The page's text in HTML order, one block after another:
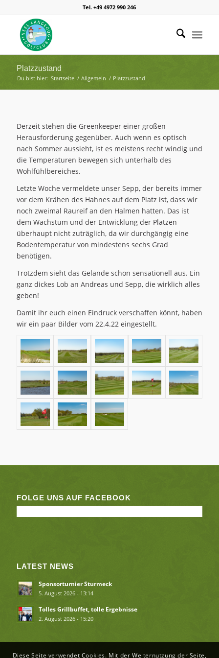
Tel. +49 4972 990 246
Platzzustand
Du bist hier: Startseite / Allgemein / Platzzustand
Derzeit stehen die Greenkeeper einer großen
Herausforderung gegenüber. Auch wenn es optisch
nach Sommer aussieht, ist es meistens recht windig und
die Temperaturen bewegen sich unterhalb des
Wohlfühlbereiches.
Letzte Woche vermeldete unser Sepp, der bereits immer
vor dem Krähen des Hahnes auf dem Platz ist, dass wir
noch zweimal Raureif an den Halmen hatten. Das ist
dem Wachstum und der Entwicklung der Platzen
überhaupt nicht zuträglich, da wir durchgängig eine
Bodentemperatur von mindestens sechs Grad
benötigen.
Trotzdem sieht das Gelände schon sensationell aus. Ein
ganz dickes Lob an Andreas und Sepp, die wirklich alles
geben!
Damit ihr euch einen Eindruck verschaffen könnt, haben
wir ein paar Bilder vom 22.4.22 eingestellt.
FOLGE UNS AUF FACEBOOK
LATEST NEWS
Sponsorturnier Sturmeck
5. August 2026 - 13:14
Tolles Grillbuffet, tolle Ergebnisse
2. August 2026 - 15:20
Diese Seite verwendet Cookies. Mit der Weiternutzung der Seite,